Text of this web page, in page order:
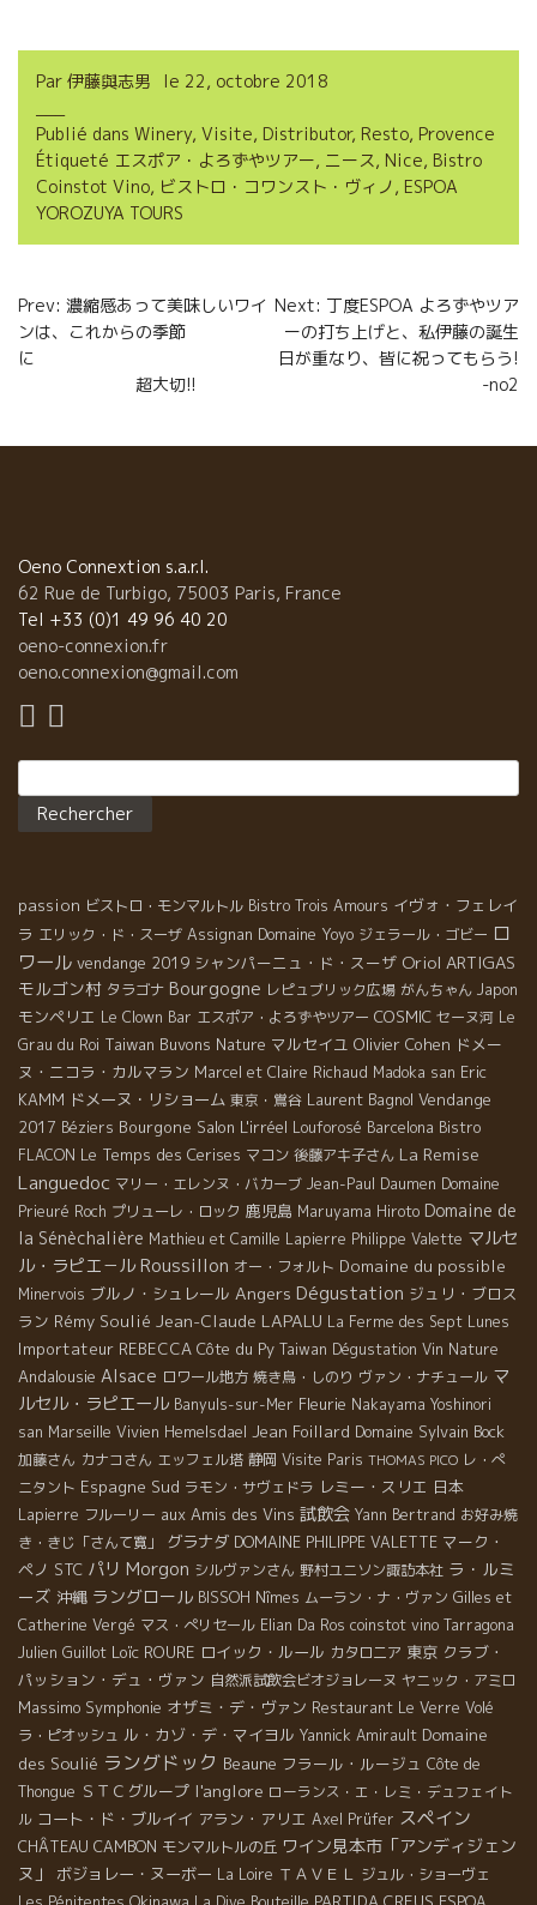
c
b
o
i
t
e
a
l
r
a
g
Par 伊藤與志男 le 22, octobre 2018
Publié dans Winery, Visite, Distributor, Resto, Provence
Étiqueté エスポア・よろずやツアー, ニース, Nice, Bistro
Coinstot Vino, ビストロ・コワンスト・ヴィノ, ESPOA
YOROZUYA TOURS
Navigation
de
l’article
Prev: 濃縮感あって美味しいワイ
ンは、これからの季節
に
超大切!!
Next: 丁度ESPOA よろずやツア
ーの打ち上げと、私伊藤の誕生
日が重なり、皆に祝ってもらう!
-no2
Oeno Connextion s.a.r.l.
62 Rue de Turbigo, 75003 Paris, France
Tel +33 (0)1 49 96 40 20
oeno-connexion.fr
oeno.connexion@gmail.com
passion ビストロ・モンマルトル Bistro Trois Amours イヴォ・フェレイ
ラ エリック・ド・スーザ Assignan Domaine Yoyo ジェラール・ゴビー ロ
ワール vendange 2019 シャンパーニュ・ド・スーザ Oriol ARTIGAS
モルゴン村 タラゴナ Bourgogne レピュブリック広場 がんちゃん Japon
モンペリエ Le Clown Bar エスポア・よろずやツアー COSMIC セーヌ河 Le
Grau du Roi Taiwan Buvons Nature マルセイユ Olivier Cohen ドメー
ヌ・ニコラ・カルマラン Marcel et Claire Richaud Madoka san Eric
KAMM ドメーヌ・リショーム 東京・鴬谷 Laurent Bagnol Vendange
2017 Béziers Bourgone Salon L'irréel Louforosé Barcelona Bistro
FLACON Le Temps des Cerises マコン 後藤アキ子さん La Remise
Languedoc マリー・エレンヌ・バカーブ Jean-Paul Daumen Domaine
Prieuré Roch プリューレ・ロック 鹿児島 Maruyama Hiroto Domaine de
la Sénèchalière Mathieu et Camille Lapierre Philippe Valette マルセ
ル・ラピエ－ル Roussillon オー・フォルト Domaine du possible
Minervois ブルノ・シュレール Angers Dégustation ジュリ・ブロス
ラン Rémy Soulié Jean-Claude LAPALU La Ferme des Sept Lunes
Importateur REBECCA Côte du Py Taiwan Dégustation Vin Nature
Andalousie Alsace ロワール地方 焼き鳥・しのり ヴァン・ナチュール マ
ルセル・ラピエール Banyuls-sur-Mer Fleurie Nakayama Yoshinori
san Marseille Vivien Hemelsdael Jean Foillard Domaine Sylvain Bock
加藤さん カナコさん エッフェル塔 静岡 Visite Paris THOMAS PICO レ・ぺ
ニタント Espagne Sud ラモン・サヴェドラ レミー・スリエ 日本
Lapierre フルーリー aux Amis des Vins 試飲会 Yann Bertrand お好み焼
き・きじ「さんて寛」
グラナダ DOMAINE PHILIPPE VALETTE マーク・
ペノ STC パリ Morgon シルヴァンさん 野村ユニソン諏訪本社 ラ・ルミ
ーズ 沖縄 ラングロール BISSOH Nîmes ムーラン・ナ・ヴァン Gilles et
Catherine Vergé マス・ぺリセール Elian Da Ros coinstot vino Tarragona
Julien Guillot Loïc ROURE ロイック・ルール カタロニア 東京 クラブ・
パッション・デュ・ヴァン 自然派試飲会ビオジョレーヌ ヤニック・アミロ
Massimo Symphonie オザミ・デ・ヴァン Restaurant Le Verre Volé
ラ・ピオッシュ ル・カゾ・デ・マイヨル Yannick Amirault Domaine
des Soulié ラングドック Beaune フラール・ルージュ Côte de
Thongue ＳＴＣグループ l'anglore ローランス・エ・レミ・デュフェイト
ル コート・ド・ブルイイ アラン・アリエ Axel Prüfer スペイン
CHÂTEAU CAMBON モンマルトルの丘 ワイン見本市「アンディジェン
ヌ」
ボジョレー・ヌーボー La Loire ＴＡＶＥＬ ジュル・ショーヴェ